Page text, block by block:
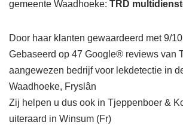
gemeente Waadhoeke: TRD
Door haar klanten gewaardeerd met 9/
Gebaseerd op 47 Google® reviews van
aangewezen bedrijf voor lekdetectie in
Waadhoeke, Fryslân
Zij helpen u dus ook in Tjeppenboer &
uiteraard in Winsum (Fr)